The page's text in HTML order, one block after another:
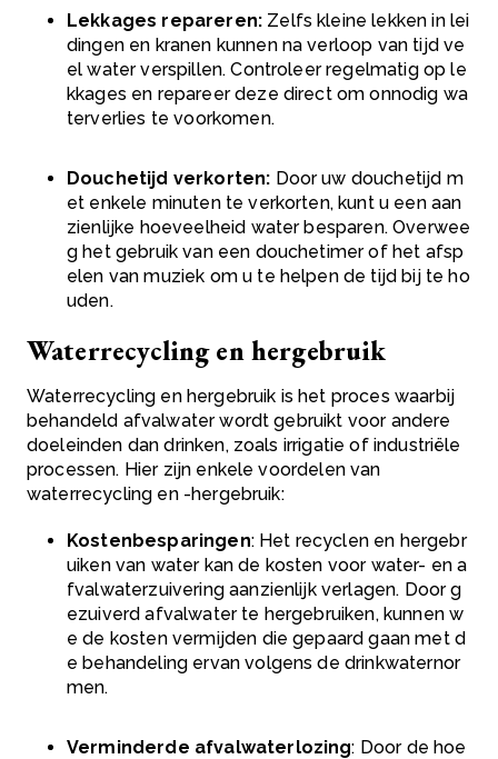
Lekkages repareren: Zelfs kleine lekken in lei
dingen en kranen kunnen na verloop van tijd ve
el water verspillen. Controleer regelmatig op le
kkages en repareer deze direct om onnodig wa
terverlies te voorkomen.
Douchetijd verkorten: Door uw douchetijd m
et enkele minuten te verkorten, kunt u een aan
zienlijke hoeveelheid water besparen. Overwee
g het gebruik van een douchetimer of het afsp
elen van muziek om u te helpen de tijd bij te ho
uden.
Waterrecycling en hergebruik
Waterrecycling en hergebruik is het proces waarbij
behandeld afvalwater wordt gebruikt voor andere
doeleinden dan drinken, zoals irrigatie of industriële
processen. Hier zijn enkele voordelen van
waterrecycling en -hergebruik:
Kostenbesparingen: Het recyclen en hergebr
uiken van water kan de kosten voor water- en a
fvalwaterzuivering aanzienlijk verlagen. Door g
ezuiverd afvalwater te hergebruiken, kunnen w
e de kosten vermijden die gepaard gaan met d
e behandeling ervan volgens de drinkwaternor
men.
Verminderde afvalwaterlozing: Door de hoe